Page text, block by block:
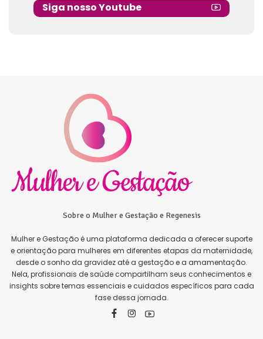
Siga nosso Youtube
Sobre o Mulher e Gestação e Regenesis
Mulher e Gestação é uma plataforma dedicada a oferecer suporte
e orientação para mulheres em diferentes etapas da maternidade,
desde o sonho da gravidez até a gestação e a amamentação.
Nela, profissionais de saúde compartilham seus conhecimentos e
insights sobre temas essenciais e cuidados específicos para cada
fase dessa jornada.